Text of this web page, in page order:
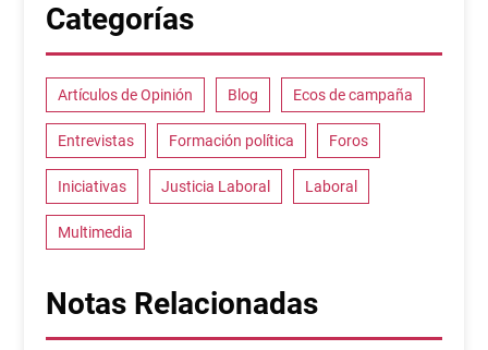
Categorías
Artículos de Opinión Blog Ecos de campaña
Entrevistas Formación política Foros
Iniciativas Justicia Laboral Laboral
Multimedia
Notas Relacionadas